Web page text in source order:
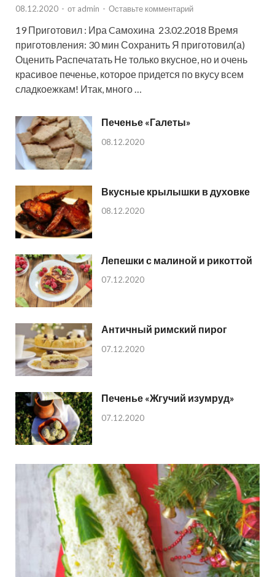
08.12.2020 - от admin - Оставьте комментарий
19 Приготовил : Ира Cамохина 23.02.2018 Время
приготовления: 30 мин Сохранить Я приготовил(а)
Оценить Распечатать Не только вкусное, но и очень
красивое печенье, которое придется по вкусу всем
сладкоежкам! Итак, много …
Печенье «Галеты»
08.12.2020
Вкусные крылышки в духовке
08.12.2020
Лепешки с малиной и рикоттой
07.12.2020
Античный римский пирог
07.12.2020
Печенье «Жгучий изумруд»
07.12.2020